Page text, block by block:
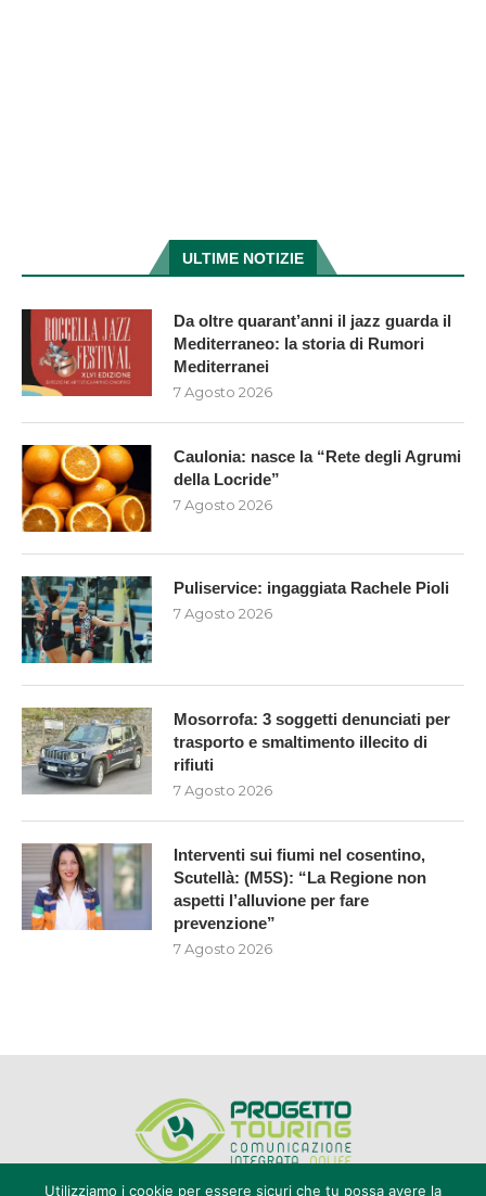
ULTIME NOTIZIE
Da oltre quarant’anni il jazz guarda il
Mediterraneo: la storia di Rumori
Mediterranei
7 Agosto 2026
Caulonia: nasce la “Rete degli Agrumi
della Locride”
7 Agosto 2026
Puliservice: ingaggiata Rachele Pioli
7 Agosto 2026
Mosorrofa: 3 soggetti denunciati per
trasporto e smaltimento illecito di
rifiuti
7 Agosto 2026
Interventi sui fiumi nel cosentino,
Scutellà: (M5S): “La Regione non
aspetti l’alluvione per fare
prevenzione”
7 Agosto 2026
Utilizziamo i cookie per essere sicuri che tu possa avere la